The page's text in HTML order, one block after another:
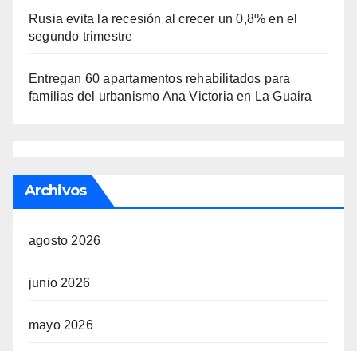
Rusia evita la recesión al crecer un 0,8% en el
segundo trimestre
Entregan 60 apartamentos rehabilitados para
familias del urbanismo Ana Victoria en La Guaira
Archivos
agosto 2026
junio 2026
mayo 2026